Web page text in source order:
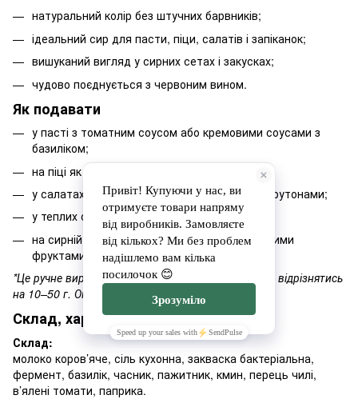
натуральний колір без штучних барвників;
ідеальний сир для пасти, піци, салатів і запіканок;
вишуканий вигляд у сирних сетах і закусках;
чудово поєднується з червоним вином.
Як подавати
у пасті з томатним соусом або кремовими соусами з
базиліком;
на піці як основний або додатковий сир;
у салатах зі свіжими овочами, маслинами, крутонами;
у теплих сендвічах чи паніні;
на сирній дошці разом із виноградом, в’яленими
фруктами та червоним вином.
*Це ручне виробництво, тому фактична вага може відрізнятись
на 10–50 г. Оплата — за реальну вагу.
Склад, харчова цінність і зберігання
Склад:
молоко коров’яче, сіль кухонна, закваска бактеріальна,
фермент, базилік, часник, пажитник, кмин, перець чилі,
в’ялені томати, паприка.